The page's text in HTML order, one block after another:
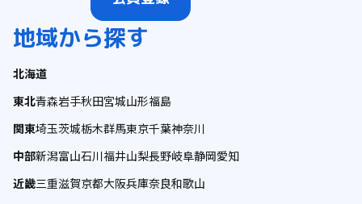
地域から探す
北海道
東北青森岩手秋田宮城山形福島
関東埼玉茨城栃木群馬東京千葉神奈川
中部新潟富山石川福井山梨長野岐阜静岡愛知
近畿三重滋賀京都大阪兵庫奈良和歌山